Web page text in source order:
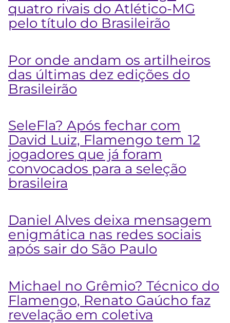
quatro rivais do Atlético-MG
pelo título do Brasileirão
Por onde andam os artilheiros
das últimas dez edições do
Brasileirão
SeleFla? Após fechar com
David Luiz, Flamengo tem 12
jogadores que já foram
convocados para a seleção
brasileira
Daniel Alves deixa mensagem
enigmática nas redes sociais
após sair do São Paulo
Michael no Grêmio? Técnico do
Flamengo, Renato Gaúcho faz
revelação em coletiva